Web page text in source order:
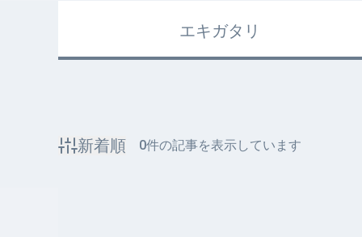
エキガタリ
新着順 0件の記事を表示しています